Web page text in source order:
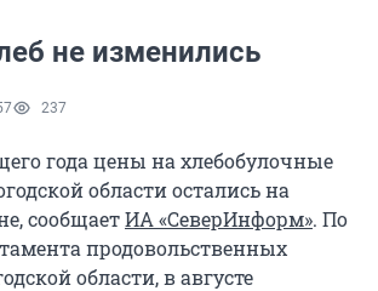
не изменились
237
года цены на хлебобулочные
области остались на
сообщаетИА «СеверИнформ». По
продовольственных
области, в августе